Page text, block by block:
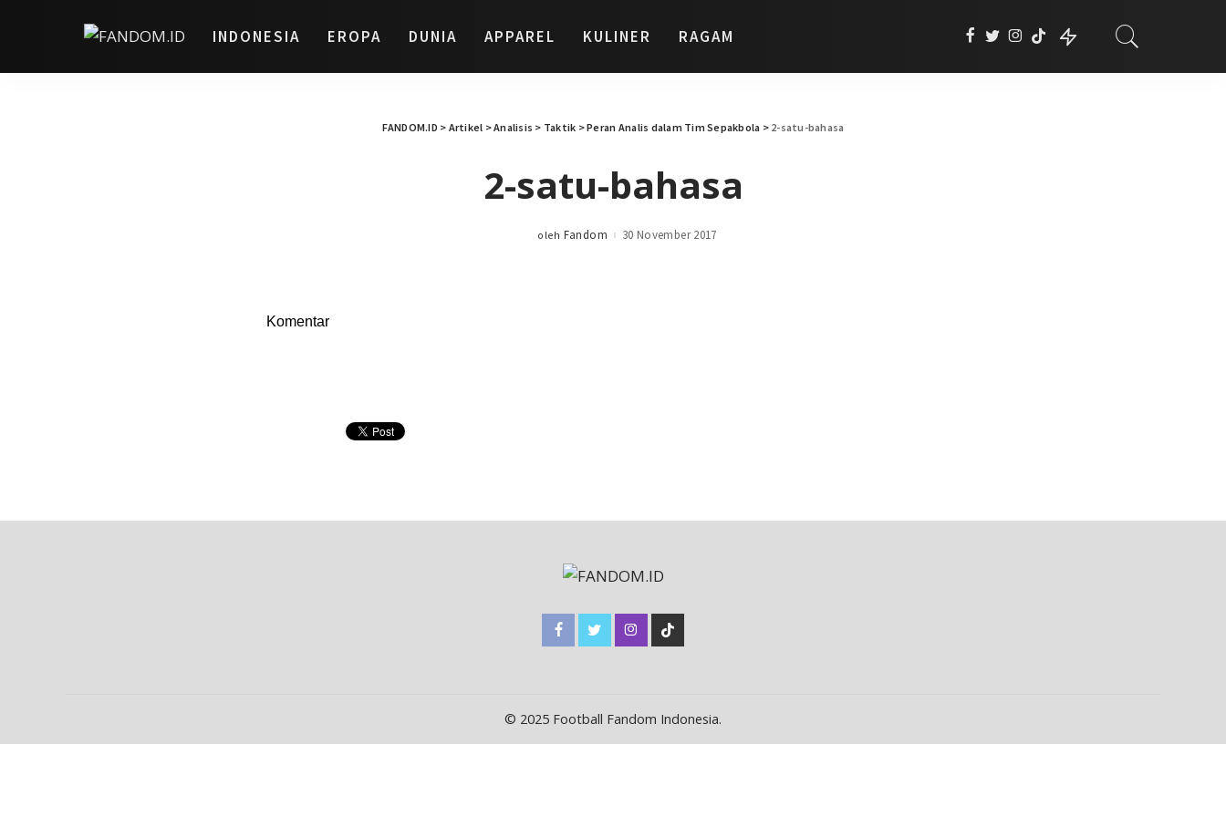
INDONESIA EROPA DUNIA APPAREL KULINER RAGAM
FANDOM.ID > Artikel >Analisis > Taktik >Peran Analis dalam Tim Sepakbola > 2-satu-bahasa
2-satu-bahasa
Posted
oleh Fandom 30 November 2017
Komentar
© 2025 Football Fandom Indonesia.